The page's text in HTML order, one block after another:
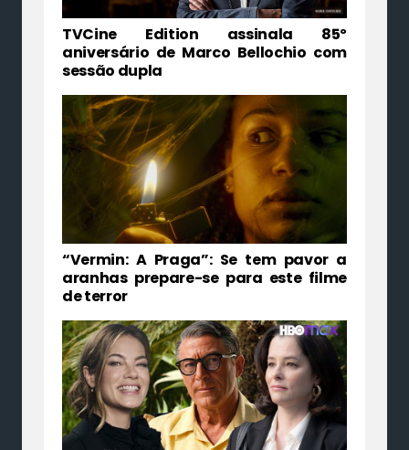
TVCine Edition assinala 85º
aniversário de Marco Bellochio com
sessão dupla
“Vermin: A Praga”: Se tem pavor a
aranhas prepare-se para este filme
de terror